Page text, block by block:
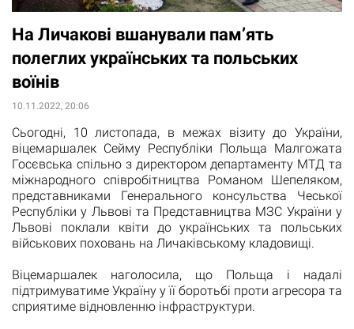
На Личакові вшанували пам’ять
полеглих українських та польських
воїнів
10.11.2022, 20:06
Сьогодні, 10 листопада, в межах візиту до України,
віцемаршалек Сейму Республіки Польща Малгожата
Госєвська спільно з директором департаменту МТД та
міжнародного співробітництва Романом Шепеляком,
представниками Генерального консульства Чеської
Республіки у Львові та Представництва МЗС України у
Львові поклали квіти до українських та польських
військових поховань на Личаківському кладовищі.
Віцемаршалек наголосила, що Польща і надалі
підтримуватиме Україну у її боротьбі проти агресора та
сприятиме відновленню інфраструктури.